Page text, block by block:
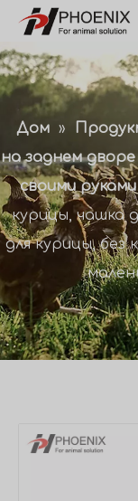
Дом »
на заднем дворе
своими руками
курицы, чашка
для курицы, без